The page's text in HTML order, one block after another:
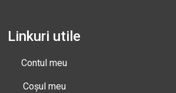
Linkuri utile
Contul meu
Coșul meu